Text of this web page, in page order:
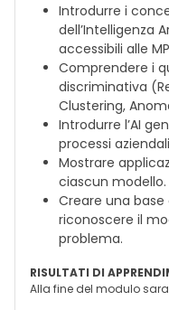
Introdurre i
dell’Intelligenza
accessibili alle
Comprendere i
discriminativa
Clustering,
Introdurre l’AI
processi
Mostrare
ciascun modello.
Creare una
riconoscere il
problema.
RISULTATI DI
Alla fine del modulo